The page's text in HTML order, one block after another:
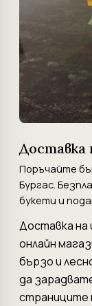
Доставка
Поръчайте
Бургас.
букети и
Доставка на
онлайн
бързо и
да
страниците